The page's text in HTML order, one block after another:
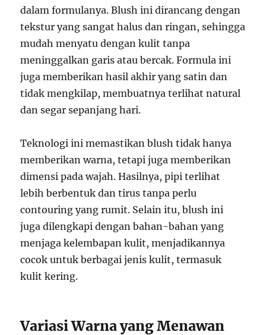
dalam formulanya. Blush ini dirancang dengan
tekstur yang sangat halus dan ringan, sehingga
mudah menyatu dengan kulit tanpa
meninggalkan garis atau bercak. Formula ini
juga memberikan hasil akhir yang satin dan
tidak mengkilap, membuatnya terlihat natural
dan segar sepanjang hari.
Teknologi ini memastikan blush tidak hanya
memberikan warna, tetapi juga memberikan
dimensi pada wajah. Hasilnya, pipi terlihat
lebih berbentuk dan tirus tanpa perlu
contouring yang rumit. Selain itu, blush ini
juga dilengkapi dengan bahan-bahan yang
menjaga kelembapan kulit, menjadikannya
cocok untuk berbagai jenis kulit, termasuk
kulit kering.
Variasi Warna yang Menawan